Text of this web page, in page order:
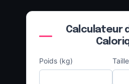
Calculateur
Poids (kg)